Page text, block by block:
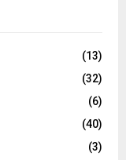
(13)
(32)
(6)
(40)
(3)